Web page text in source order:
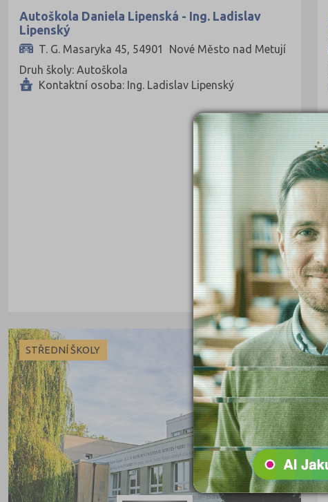
Havlíčkův Brod (82)
Hodonín (119)
Hradec Králové (139)
Kladno (129)
Klatovy (69)
Kolín (77)
Kroměříž (96)
Kutná Hora (66)
Liberec (138)
Litoměřice (104)
Louny (72)
Autoškola Daniela Lipenská - Ing. Ladislav
Lipenský
T. G. Masaryka 45, 54901 Nové Město nad Metují
Druh školy: Autoškola
Kontaktní osoba: Ing. Ladislav Lipenský
STŘEDNÍ ŠKOLY